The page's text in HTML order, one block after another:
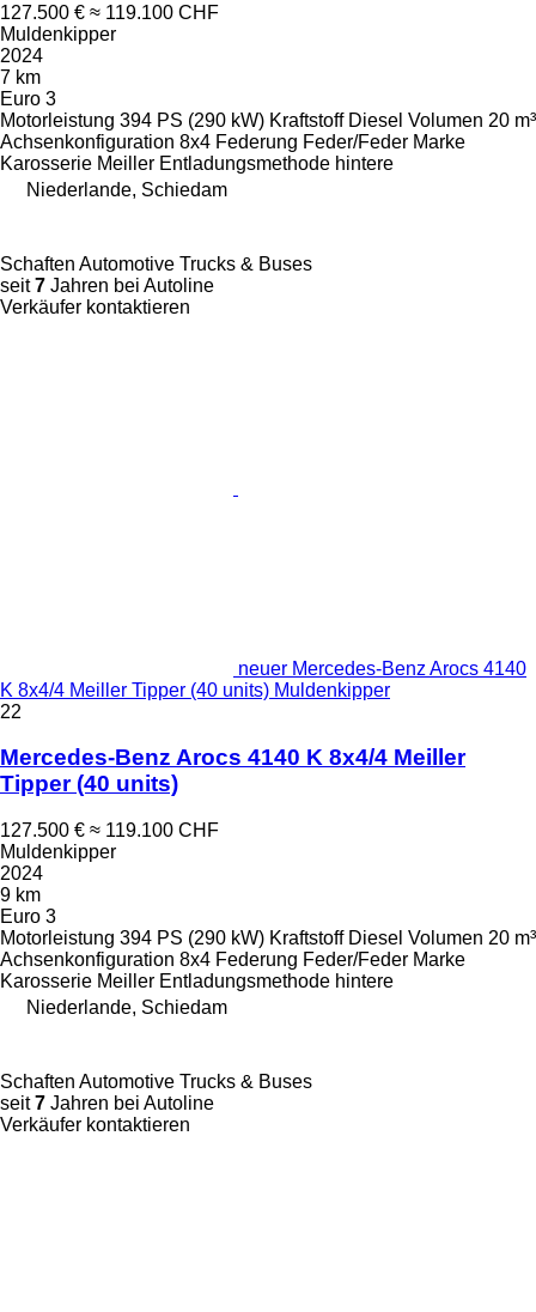
127.500 € ≈ 119.100 CHF
Muldenkipper
2024
7 km
Euro 3
Motorleistung 394 PS (290 kW) Kraftstoff Diesel Volumen 20 m³
Achsenkonfiguration 8x4 Federung Feder/Feder Marke
Karosserie Meiller Entladungsmethode hintere
Niederlande, Schiedam
Schaften Automotive Trucks & Buses
seit7 Jahren bei Autoline
Verkäufer kontaktieren
neuer Mercedes-Benz Arocs 4140
K 8x4/4 Meiller Tipper (40 units) Muldenkipper
22
Mercedes-Benz Arocs 4140 K 8x4/4 Meiller
Tipper (40 units)
127.500 € ≈ 119.100 CHF
Muldenkipper
2024
9 km
Euro 3
Motorleistung 394 PS (290 kW) Kraftstoff Diesel Volumen 20 m³
Achsenkonfiguration 8x4 Federung Feder/Feder Marke
Karosserie Meiller Entladungsmethode hintere
Niederlande, Schiedam
Schaften Automotive Trucks & Buses
seit7 Jahren bei Autoline
Verkäufer kontaktieren